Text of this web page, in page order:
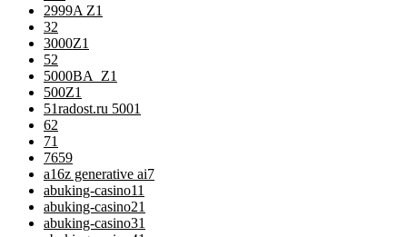
2999A Z1
32
3000Z1
52
5000BA_Z1
500Z1
51radost.ru 5001
62
71
7659
a16z generative ai7
abuking-casino11
abuking-casino21
abuking-casino31